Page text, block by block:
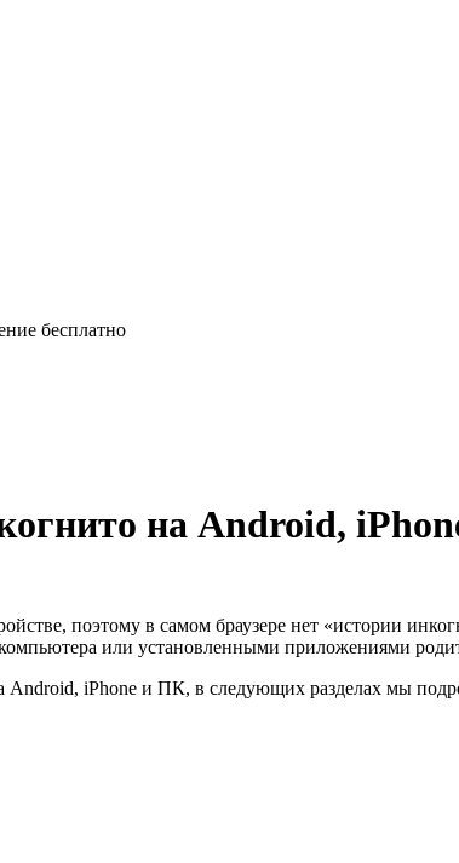
бесплатно
на Android,
поэтому в самом браузере нет «истории
или установленными приложениями
iPhone и ПК, в следующих разделах мы